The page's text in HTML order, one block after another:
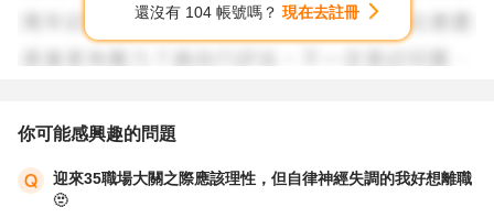
還沒有 104 帳號嗎？ 現在去註冊
你可能感興趣的問題
迎來35職場大關之際應該理性，但自律神經失調的我好想離職
🫥